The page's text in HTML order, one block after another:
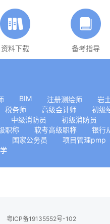
资料下载 备考指导
BIM 注册测绘师 岩
税务师 高级会计师 初级
中级消防员 初级消防员
职称 软考高级职称 银行
国家公务员 项目管理pmp
粤ICP备19135552号-102